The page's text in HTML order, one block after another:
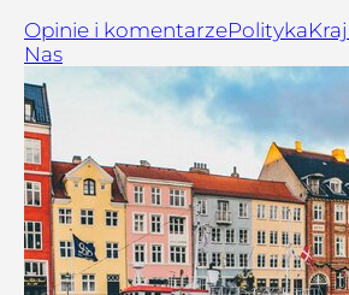
Opinie i komentarzePolitykaKraj
Nas